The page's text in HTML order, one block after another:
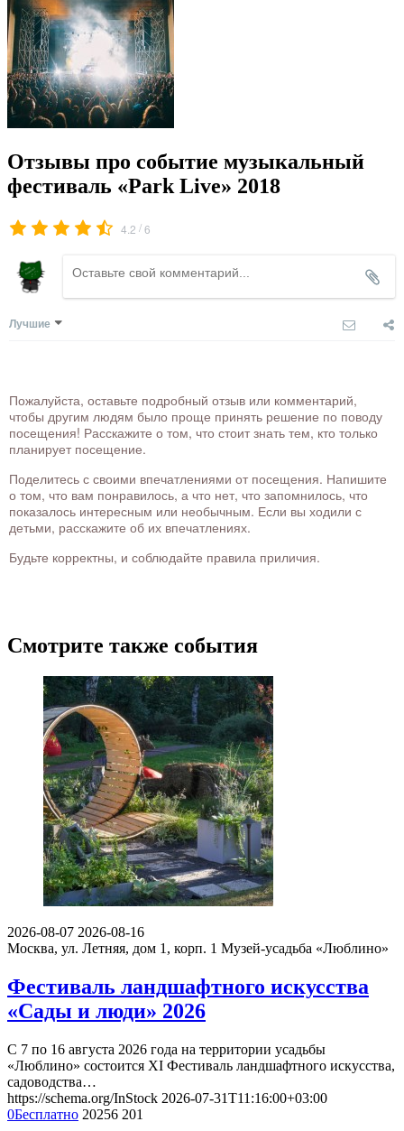
Отзывы про событие музыкальный
фестиваль «Park Live» 2018
4.2 /6
Лучшие
Пожалуйста, оставьте подробный отзыв или комментарий,
чтобы другим людям было проще принять решение по поводу
посещения! Расскажите о том, что стоит знать тем, кто только
планирует посещение.
Поделитесь с своими впечатлениями от посещения. Напишите
о том, что вам понравилось, а что нет, что запомнилось, что
показалось интересным или необычным. Если вы ходили с
детьми, расскажите об их впечатлениях.
Будьте корректны, и соблюдайте правила приличия.
Смотрите также события
2026-08-07 2026-08-16
Москва, ул. Летняя, дом 1, корп. 1 Музей-усадьба «Люблино»
Фестиваль ландшафтного искусства
«Сады и люди» 2026
С 7 по 16 августа 2026 года на территории усадьбы
«Люблино» состоится XI Фестиваль ландшафтного искусства,
садоводства…
https://schema.org/InStock 2026-07-31T11:16:00+03:00
0Бесплатно 20256 201